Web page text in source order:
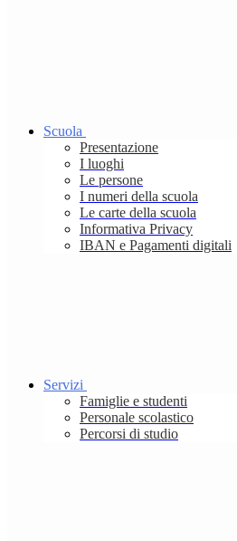
Scuola
Presentazione
I luoghi
Le persone
I numeri della scuola
Le carte della scuola
Informativa Privacy
IBAN e Pagamenti digitali
Servizi
Famiglie e studenti
Personale scolastico
Percorsi di studio